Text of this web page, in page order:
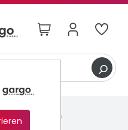
600 (Akku)